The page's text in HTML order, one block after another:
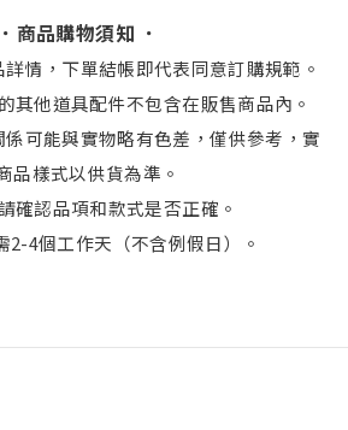
．商品購物須知 ．
情，下單結帳即代表同意訂購規範。
其他道具配件不包含在販售商品內。
可能與實物略有色差，僅供參考，實
品樣式以供貨為準。
確認品項和款式是否正確。
4個工作天（不含例假日）。